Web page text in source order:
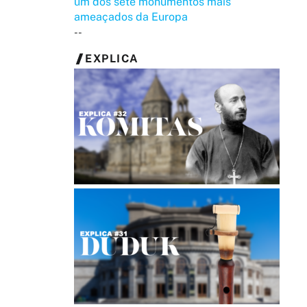
ameaçados da Europa
--
EXPLICA